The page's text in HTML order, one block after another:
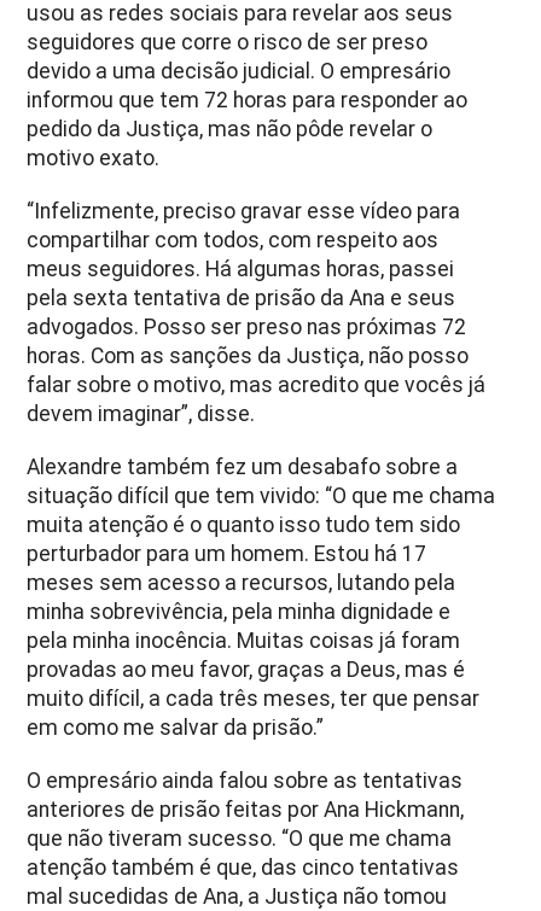
usou as redes sociais para revelar aos seus
seguidores que corre o risco de ser preso
devido a uma decisão judicial. O empresário
informou que tem 72 horas para responder ao
pedido da Justiça, mas não pôde revelar o
motivo exato.
“Infelizmente, preciso gravar esse vídeo para
compartilhar com todos, com respeito aos
meus seguidores. Há algumas horas, passei
pela sexta tentativa de prisão da Ana e seus
advogados. Posso ser preso nas próximas 72
horas. Com as sanções da Justiça, não posso
falar sobre o motivo, mas acredito que vocês já
devem imaginar”, disse.
Alexandre também fez um desabafo sobre a
situação difícil que tem vivido: “O que me chama
muita atenção é o quanto isso tudo tem sido
perturbador para um homem. Estou há 17
meses sem acesso a recursos, lutando pela
minha sobrevivência, pela minha dignidade e
pela minha inocência. Muitas coisas já foram
provadas ao meu favor, graças a Deus, mas é
muito difícil, a cada três meses, ter que pensar
em como me salvar da prisão.”
O empresário ainda falou sobre as tentativas
anteriores de prisão feitas por Ana Hickmann,
que não tiveram sucesso. “O que me chama
atenção também é que, das cinco tentativas
mal sucedidas de Ana, a Justiça não tomou